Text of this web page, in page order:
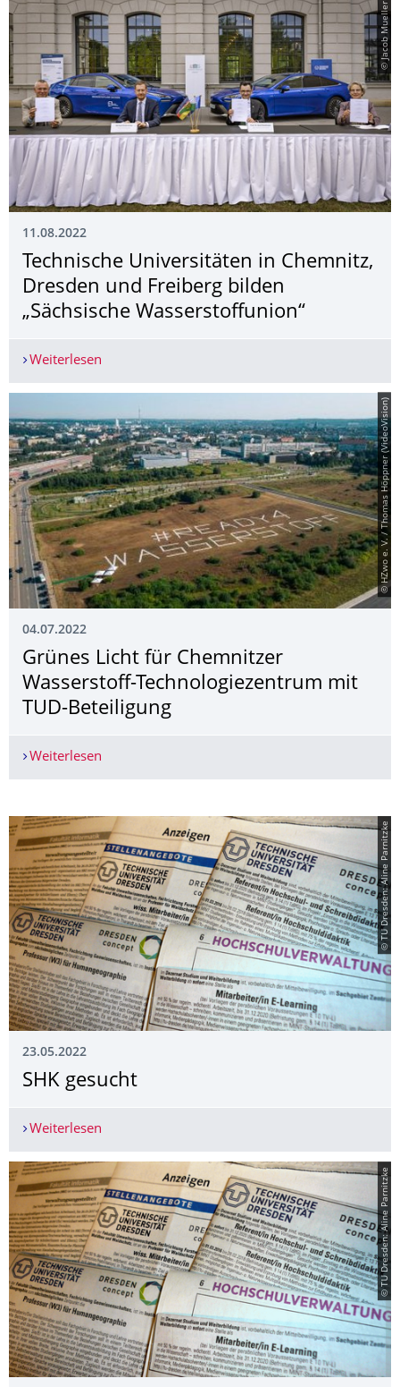
© Jacob Mueller
11.08.2022
Technische Universitäten in Chemnitz,
Dresden und Freiberg bilden
„Sächsische Wasserstoffunion“
Weiterlesen
© HZwo e. V. / Thomas Höppner (VideoVision)
04.07.2022
Grünes Licht für Chemnitzer
Wasserstoff-Technologiezentrum mit
TUD-Beteiligung
Weiterlesen
© TU Dresden: Aline Parnitzke
23.05.2022
SHK gesucht
Weiterlesen
© TU Dresden: Aline Parnitzke